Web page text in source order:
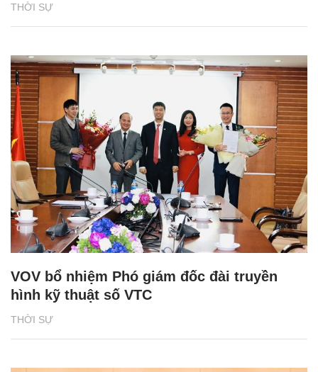
THỜI SỰ
THỜI SỰ
VOV bổ nhiệm Phó giám đốc đài truyền
hình kỹ thuật số VTC